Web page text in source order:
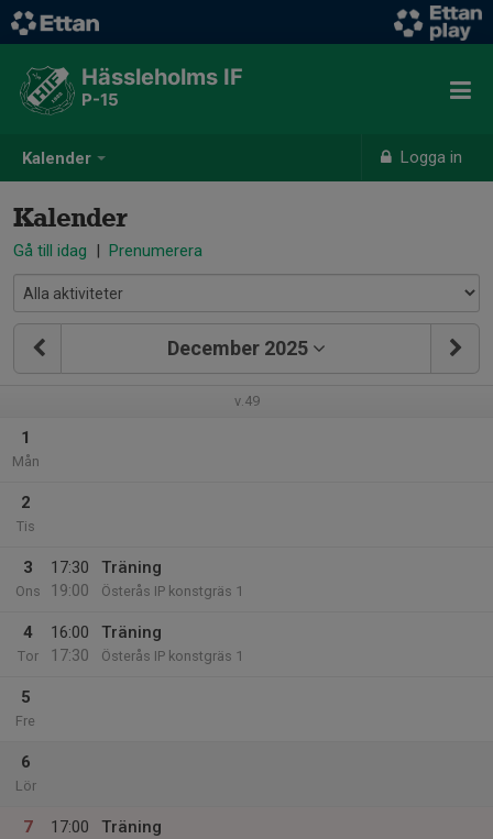
Kalender Logga in
Hässleholms IF
P-15
Kalender
Gå till idag | Prenumerera
December 2025
v.49
1
Mån
2
Tis
3
Ons
17:30
19:00
Träning
Österås IP konstgräs 1
4
Tor
16:00
17:30
Träning
Österås IP konstgräs 1
5
Fre
6
Lör
7
17:00
Träning